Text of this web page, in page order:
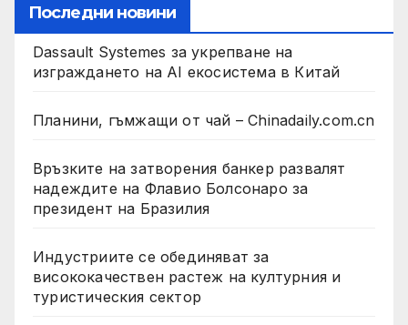
Последни новини
Dassault Systemes за укрепване на
изграждането на AI екосистема в Китай
Планини, гъмжащи от чай – Chinadaily.com.cn
Връзките на затворения банкер развалят
надеждите на Флавио Болсонаро за
президент на Бразилия
Индустриите се обединяват за
висококачествен растеж на културния и
туристическия сектор